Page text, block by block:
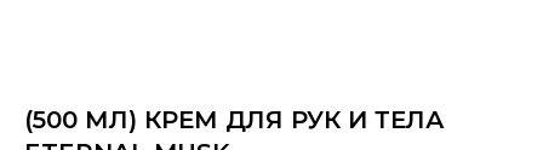
(500 МЛ) КРЕМ ДЛЯ РУК И ТЕЛА